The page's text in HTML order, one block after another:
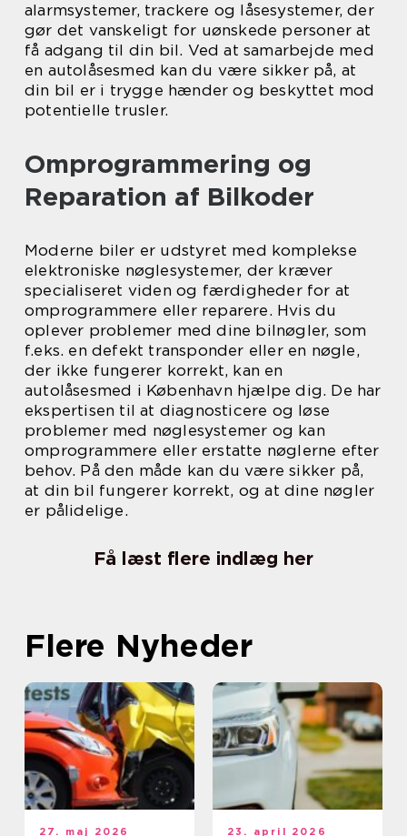
alarmsystemer, trackere og låsesystemer, der
gør det vanskeligt for uønskede personer at
få adgang til din bil. Ved at samarbejde med
en autolåsesmed kan du være sikker på, at
din bil er i trygge hænder og beskyttet mod
potentielle trusler.
Omprogrammering og
Reparation af Bilkoder
Moderne biler er udstyret med komplekse
elektroniske nøglesystemer, der kræver
specialiseret viden og færdigheder for at
omprogrammere eller reparere. Hvis du
oplever problemer med dine bilnøgler, som
f.eks. en defekt transponder eller en nøgle,
der ikke fungerer korrekt, kan en
autolåsesmed i København hjælpe dig. De har
ekspertisen til at diagnosticere og løse
problemer med nøglesystemer og kan
omprogrammere eller erstatte nøglerne efter
behov. På den måde kan du være sikker på,
at din bil fungerer korrekt, og at dine nøgler
er pålidelige.
Få læst flere indlæg her
Flere Nyheder
27. maj 2026 23. april 2026